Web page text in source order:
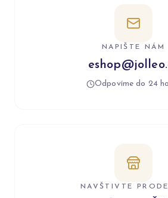
NAPIŠTE NÁM
Odpovíme do 24
NAVŠTIVTE